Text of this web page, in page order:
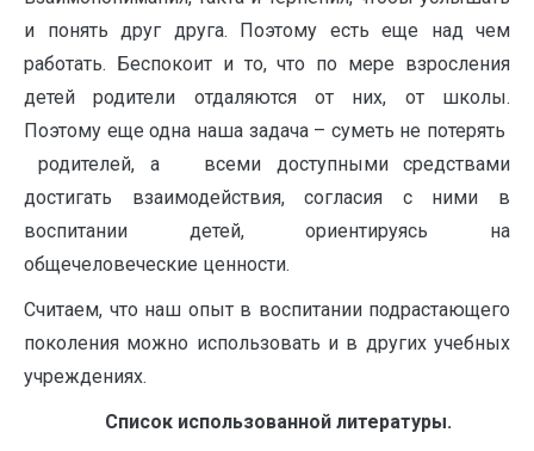
и понять друг друга. Поэтому есть еще над чем
работать. Беспокоит и то, что по мере взросления
детей родители отдаляются от них, от школы.
Поэтому еще одна наша задача – суметь не потерять
родителей, а всеми доступными средствами
достигать взаимодействия, согласия с ними в
воспитании детей, ориентируясь на
общечеловеческие ценности.
Считаем, что наш опыт в воспитании подрастающего
поколения можно использовать и в других учебных
учреждениях.
Список использованной литературы.